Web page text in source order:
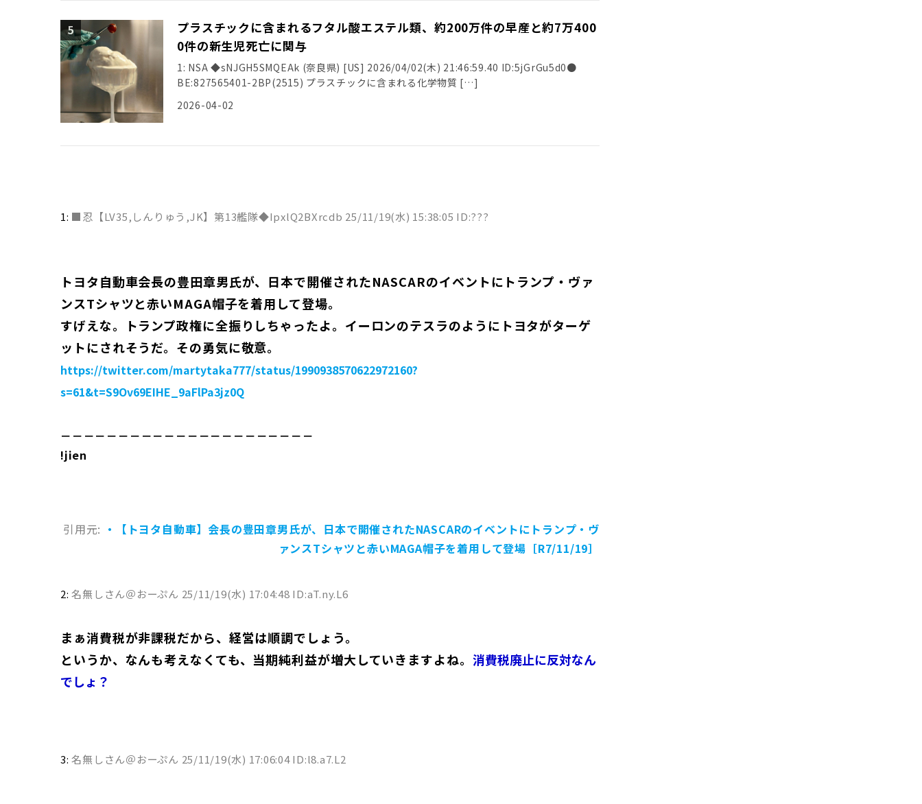
プラスチックに含まれるフタル酸エステル類、約200万件の早産と約7万400
0件の新生児死亡に関与
1: NSA ◆sNJGH5SMQEAk (奈良県) [US] 2026/04/02(木) 21:46:59.40 ID:5jGrGu5d0●
BE:827565401-2BP(2515) プラスチックに含まれる化学物質 […]
2026-04-02
1: ■忍【LV35,しんりゅう,JK】第13艦隊◆IpxlQ2BXrcdb 25/11/19(水) 15:38:05 ID:???
トヨタ自動車会長の豊田章男氏が、日本で開催されたNASCARのイベントにトランプ・ヴァ
ンスTシャツと赤いMAGA帽子を着用して登場。
すげえな。トランプ政権に全振りしちゃったよ。イーロンのテスラのようにトヨタがターゲ
ットにされそうだ。その勇気に敬意。
https://twitter.com/martytaka777/status/1990938570622972160?
s=61&t=S9Ov69EIHE_9aFlPa3jz0Q
－－－－－－－－－－－－－－－－－－－－－－
!jien
引用元: ・【トヨタ自動車】会長の豊田章男氏が、日本で開催されたNASCARのイベントにトランプ・ヴ
ァンスTシャツと赤いMAGA帽子を着用して登場［R7/11/19］
2:名無しさん＠おーぷん 25/11/19(水) 17:04:48 ID:aT.ny.L6
まぁ消費税が非課税だから、経営は順調でしょう。
というか、なんも考えなくても、当期純利益が増大していきますよね。 消費税廃止に反対なん
でしょ？
3:名無しさん＠おーぷん 25/11/19(水) 17:06:04 ID:l8.a7.L2